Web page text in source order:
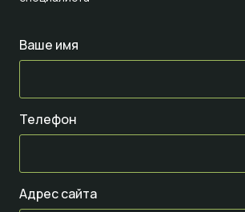
Ваше имя
Телефон
Адрес сайта